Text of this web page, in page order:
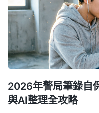
2026年警局筆錄自
與AI整理全攻略